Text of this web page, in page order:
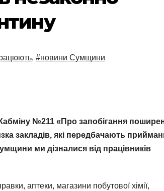
, #новини Сумщини
№211 «Про запобігання
закладів, які передбачають
ми дізналися від працівників
аптеки, магазини побутової хімії,